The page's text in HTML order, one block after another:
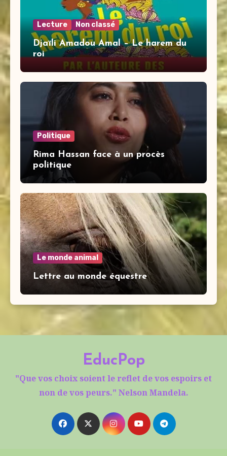
Lecture Non classé
Djaïli Amadou Amal – Le harem du
roi
Politique
Rima Hassan face à un procès
politique
Le monde animal
Lettre au monde équestre
EducPop
"Que vos choix soient le reflet de vos espoirs et
non de vos peurs." Nelson Mandela.